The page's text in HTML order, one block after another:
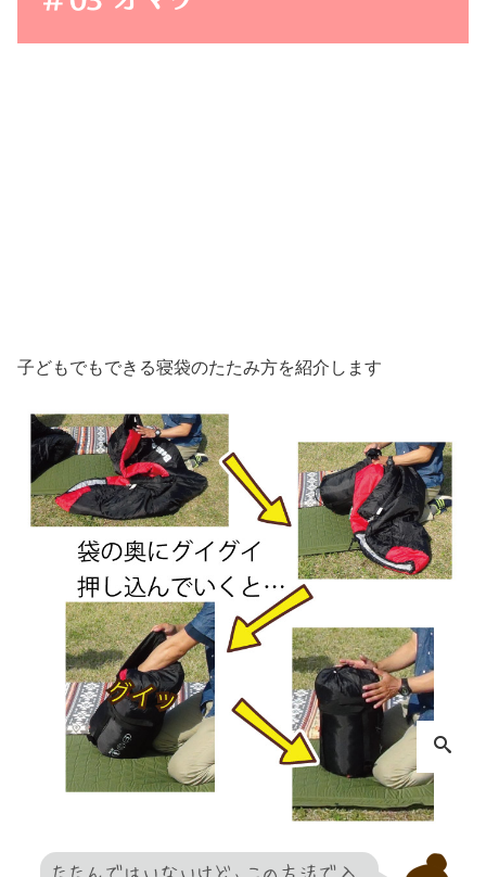
子どもでもできる寝袋のたたみ方を紹介します
たたんではいないけど、この方法で入